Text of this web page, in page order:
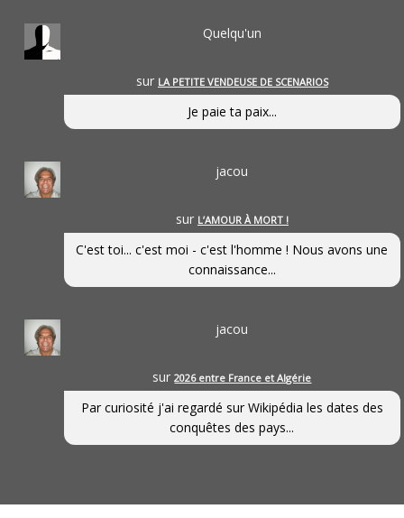
Quelqu'un
sur LA PETITE VENDEUSE DE SCENARIOS
Je paie ta paix...
jacou
sur L’AMOUR À MORT !
C'est toi... c'est moi - c'est l'homme ! Nous avons une
connaissance...
jacou
sur2026 entre France et Algérie
Par curiosité j'ai regardé sur Wikipédia les dates des
conquêtes des pays...